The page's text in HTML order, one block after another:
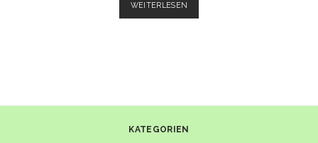
WEITERLESEN
ANLEHNUNG
KATEGORIEN